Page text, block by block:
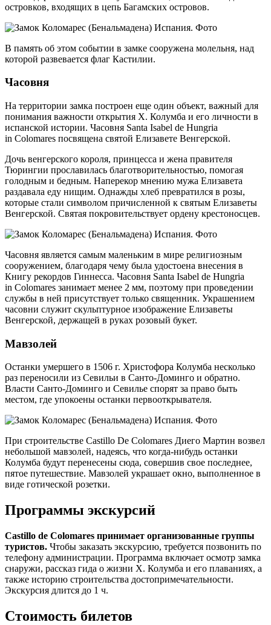
островков, входящих в цепь Багамских островов.
В память об этом событии в замке сооружена молельня, над
которой развевается флаг Кастилии.
Часовня
На территории замка построен еще один объект, важный для
понимания важности открытия Х. Колумба и его личности в
испанской истории. Часовня Santa Isabel de Hungria
in Colomares посвящена святой Елизавете Венгерской.
Дочь венгерского короля, принцесса и жена правителя
Тюрингии прославилась благотворительностью, помогая
голодным и бедным. Наперекор мнению мужа Елизавета
раздавала еду нищим. Однажды хлеб превратился в розы,
которые стали символом причисленной к святым Елизаветы
Венгерской. Святая покровительствует ордену крестоносцев.
Часовня является самым маленьким в мире религиозным
сооружением, благодаря чему была удостоена внесения в
Книгу рекордов Гиннесса. Часовня Santa Isabel de Hungria
in Colomares занимает менее 2 мм, поэтому при проведении
службы в ней присутствует только священник. Украшением
часовни служит скульптурное изображение Елизаветы
Венгерской, держащей в руках розовый букет.
Мавзолей
Останки умершего в 1506 г. Христофора Колумба несколько
раз переносили из Севильи в Санто-Доминго и обратно.
Власти Санто-Доминго и Севилье спорят за право быть
местом, где упокоены останки первооткрывателя.
При строительстве Castillo De Colomares Диего Мартин возвел
небольшой мавзолей, надеясь, что когда-нибудь останки
Колумба будут перенесены сюда, совершив свое последнее,
пятое путешествие. Мавзолей украшает окно, выполненное в
виде готической розетки.
Программы экскурсий
Castillo de Colomares принимает организованные группы
туристов. Чтобы заказать экскурсию, требуется позвонить по
телефону администрации. Программа включает осмотр замка
снаружи, рассказ гида о жизни Х. Колумба и его плаваниях, а
также историю строительства достопримечательности.
Экскурсия длится до 1 ч.
Стоимость билетов